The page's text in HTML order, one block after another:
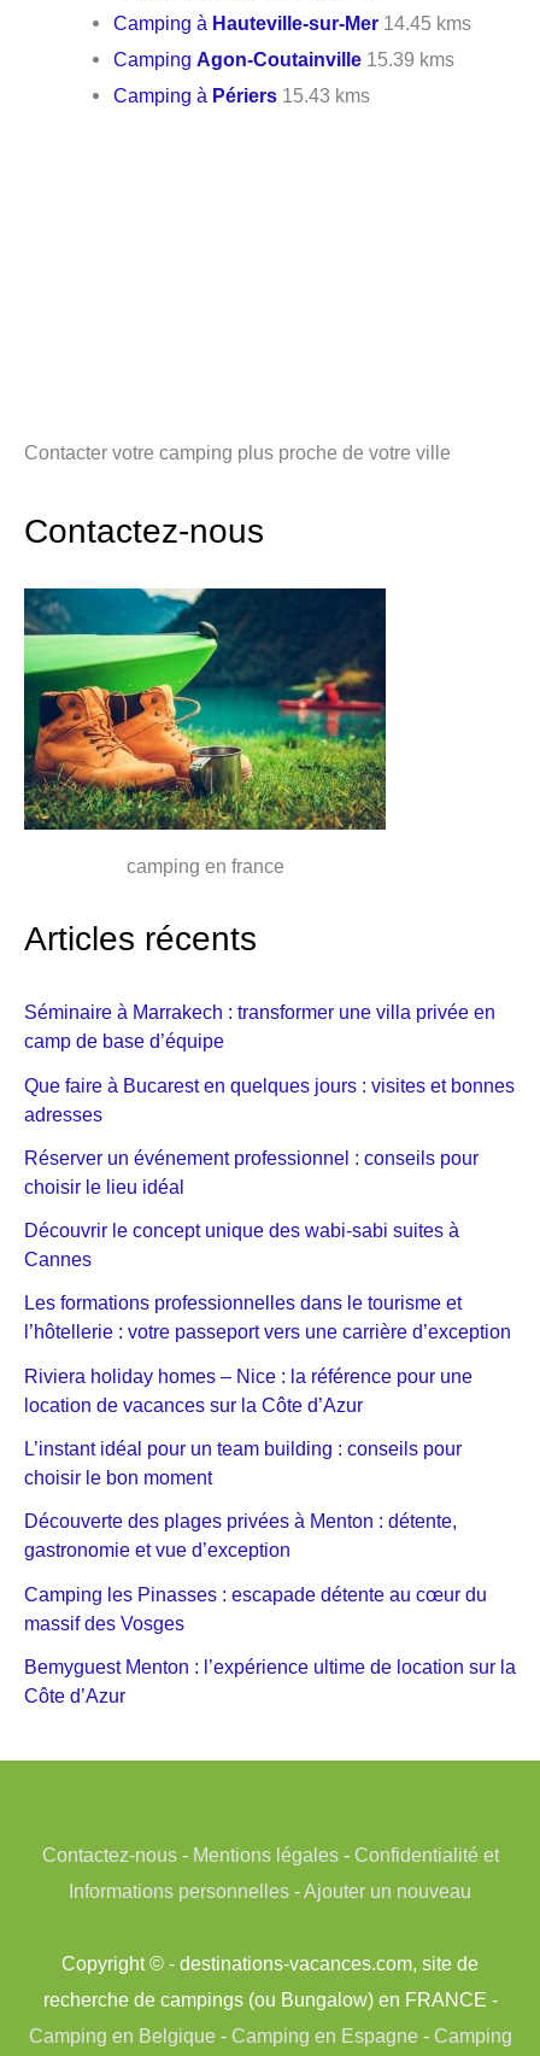
Camping à Hauteville-sur-Mer 14.45 kms
CampingAgon-Coutainville 15.39 kms
Camping à Périers 15.43 kms
Contacter votre camping plus proche de votre ville
Contactez-nous
camping en france
Articles récents
Séminaire à Marrakech : transformer une villa privée en
camp de base d’équipe
Que faire à Bucarest en quelques jours : visites et bonnes
adresses
Réserver un événement professionnel : conseils pour
choisir le lieu idéal
Découvrir le concept unique des wabi-sabi suites à
Cannes
Les formations professionnelles dans le tourisme et
l’hôtellerie : votre passeport vers une carrière d’exception
Riviera holiday homes – Nice : la référence pour une
location de vacances sur la Côte d’Azur
L’instant idéal pour un team building : conseils pour
choisir le bon moment
Découverte des plages privées à Menton : détente,
gastronomie et vue d’exception
Camping les Pinasses : escapade détente au cœur du
massif des Vosges
Bemyguest Menton : l’expérience ultime de location sur la
Côte d’Azur
Contactez-nous- Mentions légales- Confidentialité et
Informations personnelles -Ajouter un nouveau
Copyright © - destinations-vacances.com, site de
recherche de campings (ou Bungalow) en FRANCE -
Camping en Belgique- Camping en Espagne- Camping